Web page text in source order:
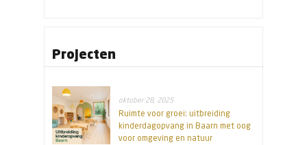
Projecten
oktober 28, 2025
Ruimte voor groei: uitbreiding
kinderdagopvang in Baarn met oog
voor omgeving en natuur